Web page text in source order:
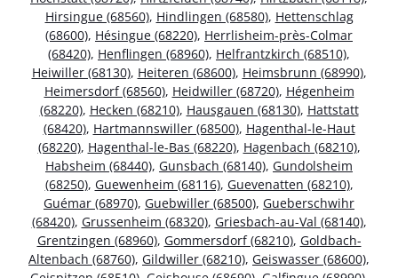
Hirsingue (68560), Hindlingen (68580), Hettenschlag
(68600), Hésingue (68220), Herrlisheim-près-Colmar
(68420), Henflingen (68960), Helfrantzkirch (68510),
Heiwiller (68130), Heiteren (68600), Heimsbrunn (68990),
Heimersdorf (68560), Heidwiller (68720), Hégenheim
(68220), Hecken (68210), Hausgauen (68130), Hattstatt
(68420), Hartmannswiller (68500), Hagenthal-le-Haut
(68220), Hagenthal-le-Bas (68220), Hagenbach (68210),
Habsheim (68440), Gunsbach (68140), Gundolsheim
(68250), Guewenheim (68116), Guevenatten (68210),
Guémar (68970), Guebwiller (68500), Gueberschwihr
(68420), Grussenheim (68320), Griesbach-au-Val (68140),
Grentzingen (68960), Gommersdorf (68210), Goldbach-
Altenbach (68760), Gildwiller (68210), Geiswasser (68600),